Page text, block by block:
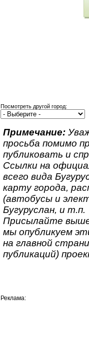
Посмотреть другой город:
Примечание:
просьба помимо
публиковать и
Ссылки на
всего вида
карту города,
(автобусы и
Бугуруслан, и т.п.
Присылайте
мы опубликуем
на главной
публикаций)
Реклама: